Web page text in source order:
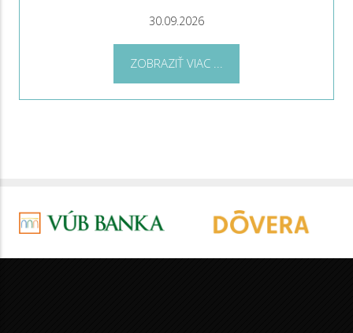
30.09.2026
ZOBRAZIŤ VIAC ...